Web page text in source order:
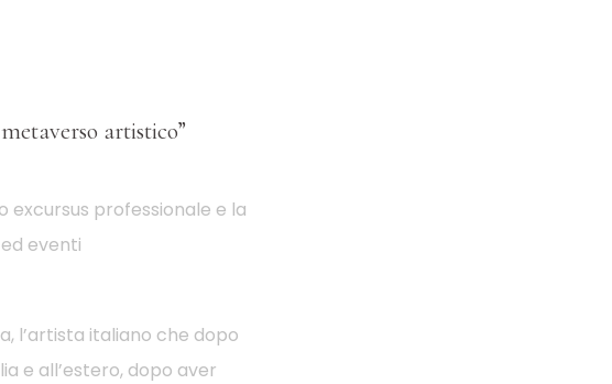
artistico”
excursus professionale e la
eventi
l’artista italiano che dopo
e all’estero, dopo aver